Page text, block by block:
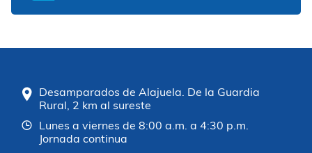
Desamparados de Alajuela. De la Guardia
Rural, 2 km al sureste
Lunes a viernes de 8:00 a.m. a 4:30 p.m.
Jornada continua